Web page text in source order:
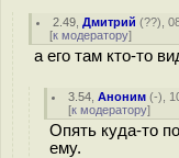
2.49 ,Дмитрий (??),
[к модератору]
а его там кто-то
3.54 ,Аноним (-),
[к модератору]
Опять куда-то
ему.